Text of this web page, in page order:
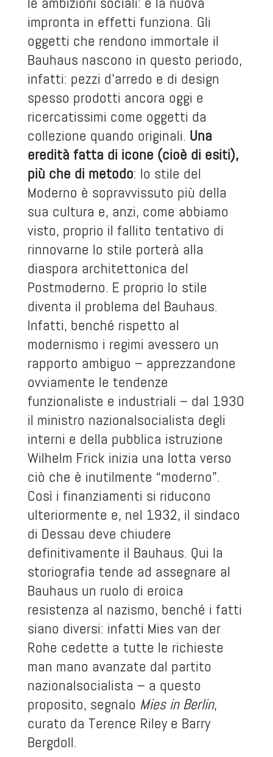
impronta in effetti funziona. Gli
oggetti che rendono immortale il
Bauhaus nascono in questo periodo,
infatti: pezzi d’arredo e di design
spesso prodotti ancora oggi e
ricercatissimi come oggetti da
collezione quando originali. Una
eredità fatta di icone (cioè di esiti),
più che di metodo: lo stile del
Moderno è sopravvissuto più della
sua cultura e, anzi, come abbiamo
visto, proprio il fallito tentativo di
rinnovarne lo stile porterà alla
diaspora architettonica del
Postmoderno. E proprio lo stile
diventa il problema del Bauhaus.
Infatti, benché rispetto al
modernismo i regimi avessero un
rapporto ambiguo – apprezzandone
ovviamente le tendenze
funzionaliste e industriali – dal 1930
il ministro nazionalsocialista degli
interni e della pubblica istruzione
Wilhelm Frick inizia una lotta verso
ciò che è inutilmente “moderno”.
Così i finanziamenti si riducono
ulteriormente e, nel 1932, il sindaco
di Dessau deve chiudere
definitivamente il Bauhaus. Qui la
storiografia tende ad assegnare al
Bauhaus un ruolo di eroica
resistenza al nazismo, benché i fatti
siano diversi: infatti Mies van der
Rohe cedette a tutte le richieste
man mano avanzate dal partito
nazionalsocialista – a questo
proposito, segnalo Mies in Berlin,
curato da Terence Riley e Barry
Bergdoll.